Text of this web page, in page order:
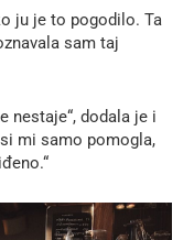
ju je to pogodilo. Ta
sam taj
nestaje“, dodala je i
mi samo pomogla,